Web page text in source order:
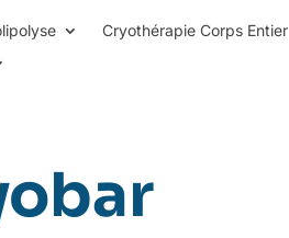
Cryothérapie Corps Entier